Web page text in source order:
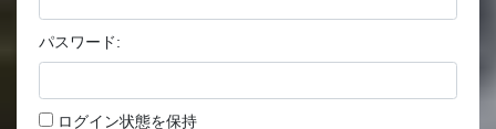
パスワード:
ログイン状態を保持